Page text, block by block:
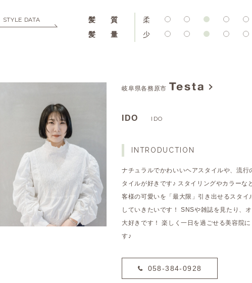
STYLE DATA 髪 質
柔
髪 量
少
岐阜県各務原市
IDO IDO
INTRODUCTION
ナチュラルでかわいいヘアスタイルや、流行
タイルが好きです♪ スタイリングやカラーな
客様の可愛いを「最大限」引き出せるスタイ
していきたいです！ SNSや雑誌を見たり、
大好きです！ 楽しく一日を過ごせる美容院
す♪
058-384-0928